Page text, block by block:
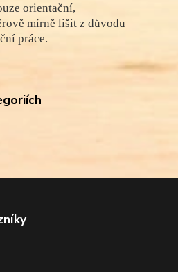
orientační,
mírně lišit z důvodu
práce.